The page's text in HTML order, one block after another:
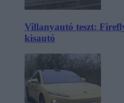
Villanyautó teszt:
kisautó